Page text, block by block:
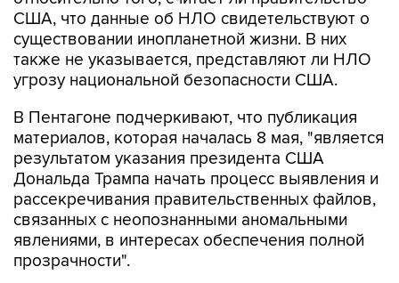
также не указывается, представляют ли НЛО
угрозу национальной безопасности США.
В Пентагоне подчеркивают, что публикация
результатом указания президента США
Дональда Трампа начать процесс выявления и
рассекречивания правительственных файлов,
связанных с неопознанными аномальными
явлениями, в интересах обеспечения полной
прозрачности".
Пентагон США